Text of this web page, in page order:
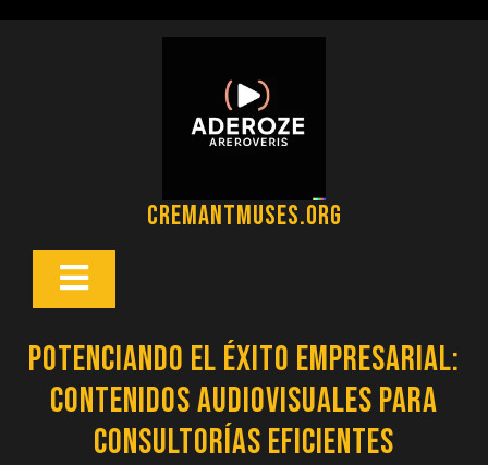
cremantmuses.org
Botón
Potenciando el éxito empresarial:
Contenidos audiovisuales para
consultorías eficientes